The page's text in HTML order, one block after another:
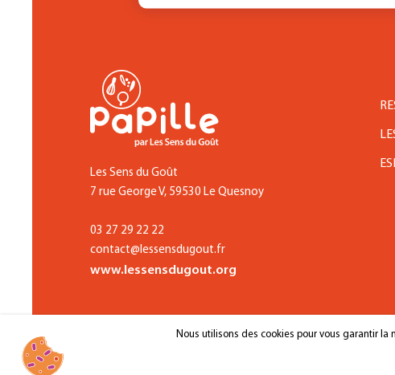
Les Sens du Goût
7 rue George V, 59530 Le Quesnoy
03 27 29 22 22
contact@lessensdugout.fr
www.lessensdugout.org
Nous utilisons des cookies pour vous garantir